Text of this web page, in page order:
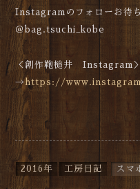
Instagramのフォローお待
＠bag.tsuchi_kobe
＜創作鞄槌井 Instagram＞
→ https://
2016年 工房日記 スマ